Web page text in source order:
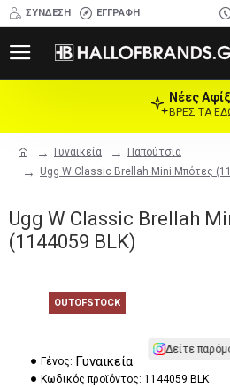
ΣΎΝΔΕΣΗ ΕΓΓΡΑΦΉ
Γυναικεία
Παπούτσια
Ugg W Classic Brellah Mini Μπότες
Νέες
ΒΡΕΣ ΤΑ
Ugg W Classic Brellah
(1144059 BLK)
OUTOFSTOCK
Δείτε
Γένος: Γυναικεία
Κωδικός προϊόντος: 1144059 BLK